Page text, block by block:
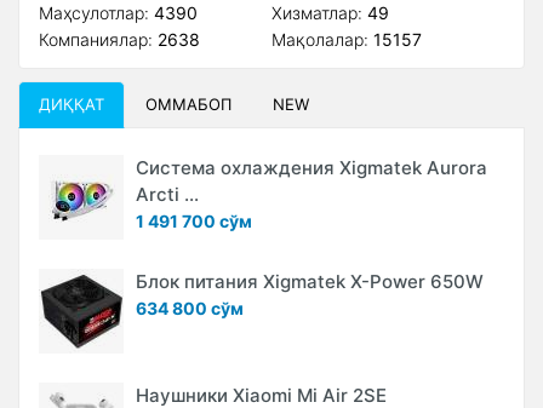
Маҳсулотлар: 4390
Компаниялар: 2638
Xизматлар: 49
Мақолалар: 15157
ДИҚҚАТ ОММАБОП NEW
Система охлаждения Xigmatek Aurora
Arcti ...
1 491 700 сўм
Блок питания Xigmatek X-Power 650W
634 800 сўм
Наушники Xiaomi Mi Air 2SE